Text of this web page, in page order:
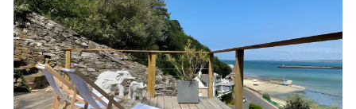
zorgeloos spelen in de omheinde tuin en stee...